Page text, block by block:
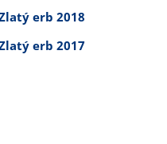
erb 2018
erb 2017